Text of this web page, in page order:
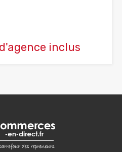
inclus